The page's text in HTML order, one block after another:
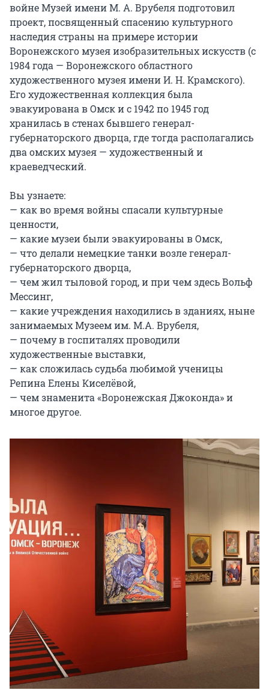
войне Музей имени М. А. Врубеля подготовил
проект, посвященный спасению культурного
наследия страны на примере истории
Воронежского музея изобразительных искусств (с
1984 года — Воронежского областного
художественного музея имени И. Н. Крамского).
Его художественная коллекция была
эвакуирована в Омск и с 1942 по 1945 год
хранилась в стенах бывшего генерал-
губернаторского дворца, где тогда располагались
два омских музея — художественный и
краеведческий.
Вы узнаете:
— как во время войны спасали культурные
ценности,
— какие музеи были эвакуированы в Омск,
— что делали немецкие танки возле генерал-
губернаторского дворца,
— чем жил тыловой город, и при чем здесь Вольф
Мессинг,
— какие учреждения находились в зданиях, ныне
занимаемых Музеем им. М.А. Врубеля,
— почему в госпиталях проводили
художественные выставки,
— как сложилась судьба любимой ученицы
Репина Елены Киселёвой,
— чем знаменита «Воронежская Джоконда» и
многое другое.